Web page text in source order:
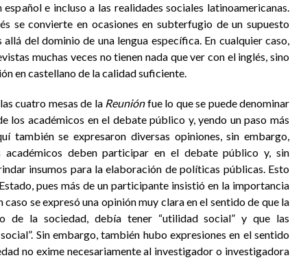
español e incluso a las realidades sociales latinoamericanas.
se convierte en ocasiones en subterfugio de un supuesto
allá del dominio de una lengua específica. En cualquier caso,
muchas veces no tienen nada que ver con el inglés, sino
en castellano de la calidad suficiente.
cuatro mesas de la Reuniónfue lo que se puede denominar
los académicos en el debate público y, yendo un paso más
también se expresaron diversas opiniones, sin embargo,
deben participar en el debate público y, sin
insumos para la elaboración de políticas públicas. Esto
pues más de un participante insistió en la importancia
caso se expresó una opinión muy clara en el sentido de que la
de la sociedad, debía tener “utilidad social” y que las
Sin embargo, también hubo expresiones en el sentido
no exime necesariamente al investigador o investigadora